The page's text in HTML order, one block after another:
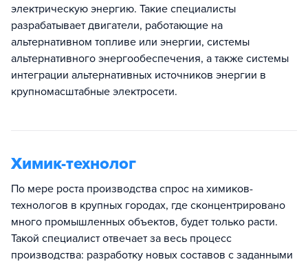
электрическую энергию. Такие специалисты
разрабатывает двигатели, работающие на
альтернативном топливе или энергии, системы
альтернативного энергообеспечения, а также системы
интеграции альтернативных источников энергии в
крупномасштабные электросети.
Химик-технолог
По мере роста производства спрос на химиков-
технологов в крупных городах, где сконцентрировано
много промышленных объектов, будет только расти.
Такой специалист отвечает за весь процесс
производства: разработку новых составов с заданными